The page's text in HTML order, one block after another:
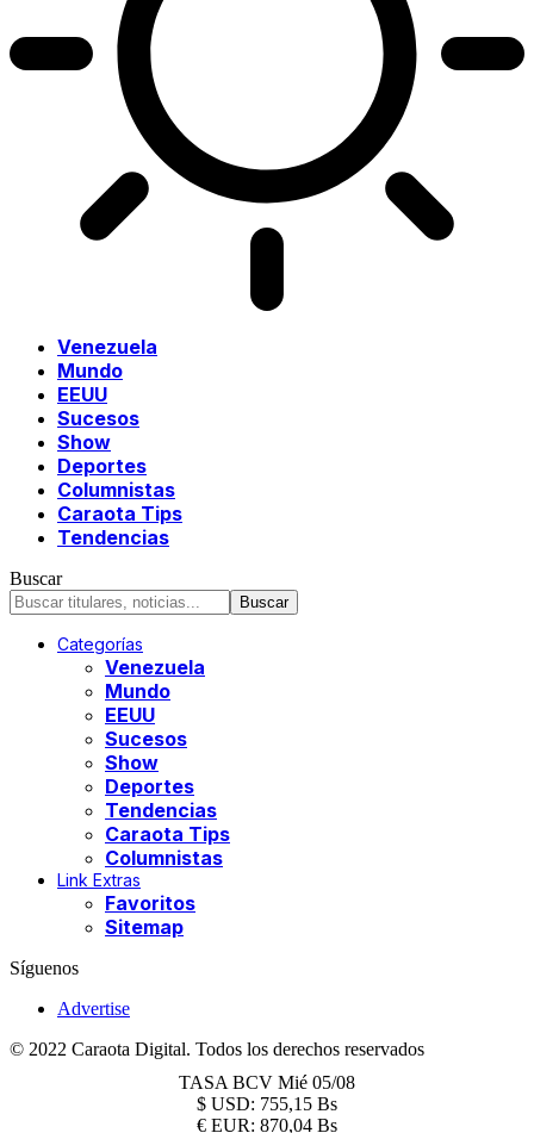
Venezuela
Mundo
EEUU
Sucesos
Show
Deportes
Columnistas
Caraota Tips
Tendencias
Buscar
Categorías
Venezuela
Mundo
EEUU
Sucesos
Show
Deportes
Tendencias
Caraota Tips
Columnistas
Link Extras
Favoritos
Sitemap
Síguenos
Advertise
© 2022 Caraota Digital. Todos los derechos reservados
TASA BCV Mié 05/08
$ USD: 755,15 Bs
€ EUR: 870,04 Bs